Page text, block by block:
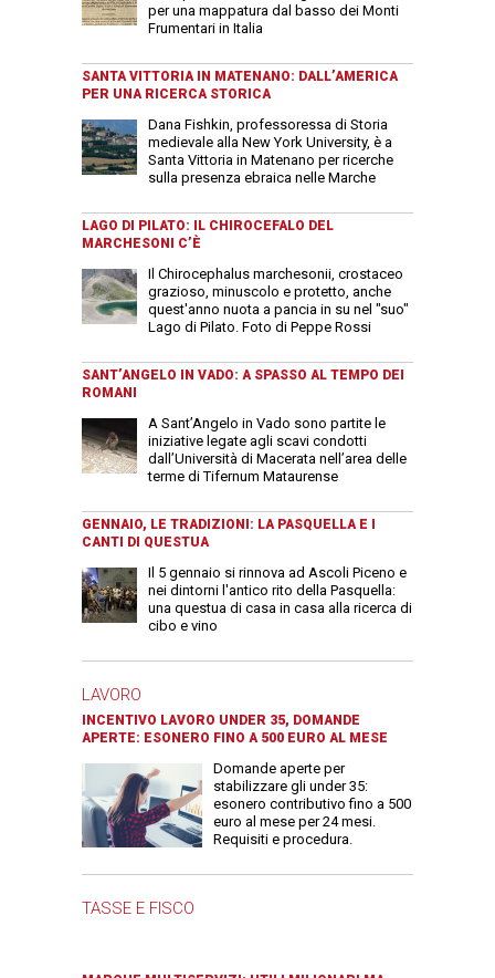
per una mappatura dal basso dei Monti
Frumentari in Italia
SANTA VITTORIA IN MATENANO: DALL’AMERICA
PER UNA RICERCA STORICA
Dana Fishkin, professoressa di Storia
medievale alla New York University, è a
Santa Vittoria in Matenano per ricerche
sulla presenza ebraica nelle Marche
LAGO DI PILATO: IL CHIROCEFALO DEL
MARCHESONI C’È
Il Chirocephalus marchesonii, crostaceo
grazioso, minuscolo e protetto, anche
quest'anno nuota a pancia in su nel "suo"
Lago di Pilato. Foto di Peppe Rossi
SANT’ANGELO IN VADO: A SPASSO AL TEMPO DEI
ROMANI
A Sant’Angelo in Vado sono partite le
iniziative legate agli scavi condotti
dall’Università di Macerata nell’area delle
terme di Tifernum Mataurense
GENNAIO, LE TRADIZIONI: LA PASQUELLA E I
CANTI DI QUESTUA
Il 5 gennaio si rinnova ad Ascoli Piceno e
nei dintorni l'antico rito della Pasquella:
una questua di casa in casa alla ricerca di
cibo e vino
LAVORO
INCENTIVO LAVORO UNDER 35, DOMANDE
APERTE: ESONERO FINO A 500 EURO AL MESE
Domande aperte per
stabilizzare gli under 35:
esonero contributivo fino a 500
euro al mese per 24 mesi.
Requisiti e procedura.
TASSE E FISCO